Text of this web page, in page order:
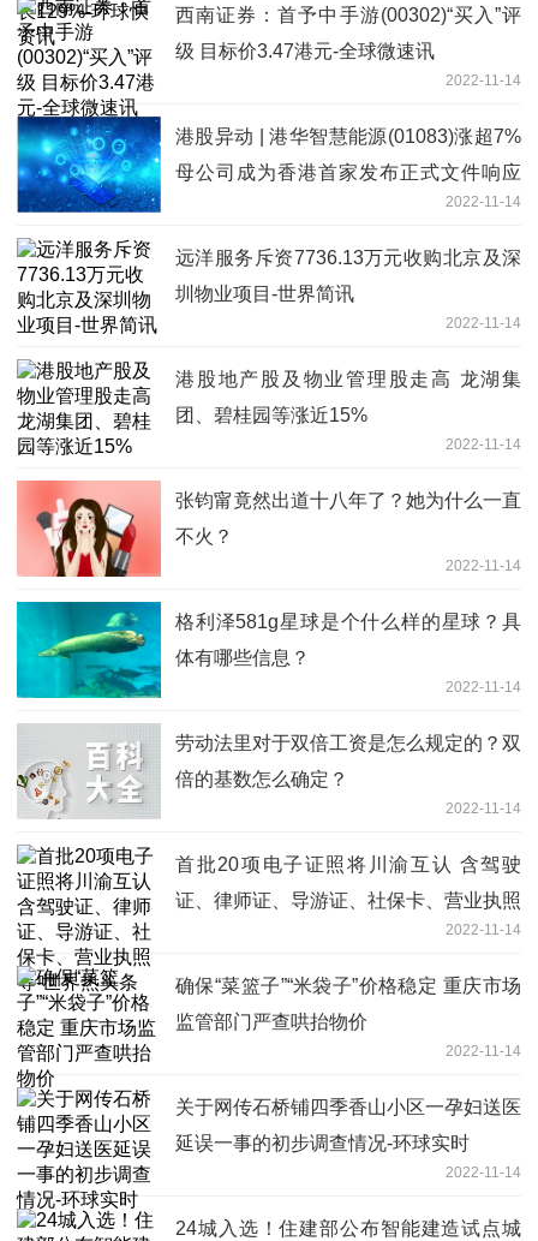
西南证券：首予中手游(00302)“买入”评
级 目标价3.47港元-全球微速讯
2022-11-14
港股异动 | 港华智慧能源(01083)涨超7%
母公司成为香港首家发布正式文件响应
2022-11-14
远洋服务斥资7736.13万元收购北京及深
圳物业项目-世界简讯
2022-11-14
港股地产股及物业管理股走高 龙湖集
团、碧桂园等涨近15%
2022-11-14
张钧甯竟然出道十八年了？她为什么一直
不火？
2022-11-14
格利泽581g星球是个什么样的星球？具
体有哪些信息？
2022-11-14
劳动法里对于双倍工资是怎么规定的？双
倍的基数怎么确定？
2022-11-14
首批20项电子证照将川渝互认 含驾驶
证、律师证、导游证、社保卡、营业执照
2022-11-14
确保“菜篮子”“米袋子”价格稳定 重庆市场
监管部门严查哄抬物价
2022-11-14
关于网传石桥铺四季香山小区一孕妇送医
延误一事的初步调查情况-环球实时
2022-11-14
24城入选！住建部公布智能建造试点城